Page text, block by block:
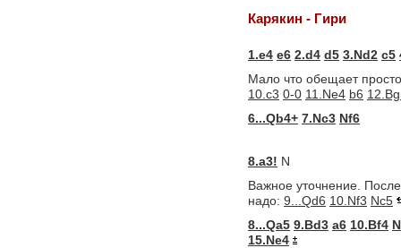
Карякин - Гири
1.e4 e6 2.d4 d5 3.Nd2 c5
Мало что обещает
10.c3 0-0 11.Ne4 b6
6...Qb4+ 7.Nc3 Nf6
8.a3! N
Важное уточнение.
надо: 9...Qd6 10.Nf3 Nc5
8...Qa5 9.Bd3 a6 10.Bf4
15.Ne4